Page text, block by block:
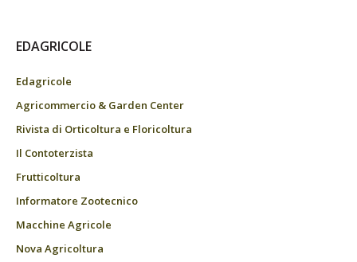
EDAGRICOLE
Edagricole
Agricommercio & Garden Center
Rivista di Orticoltura e Floricoltura
Il Contoterzista
Frutticoltura
Informatore Zootecnico
Macchine Agricole
Nova Agricoltura